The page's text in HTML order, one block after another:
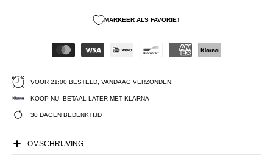
MARKEER ALS FAVORIET
VOOR 21:00 BESTELD, VANDAAG VERZONDEN!
KOOP NU, BETAAL LATER MET KLARNA
30 DAGEN BEDENKTIJD
OMSCHRIJVING